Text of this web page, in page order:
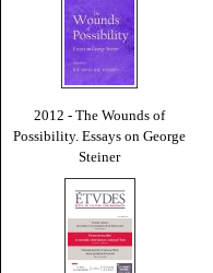
2012 - The Wounds of
Possibility. Essays on George
Steiner